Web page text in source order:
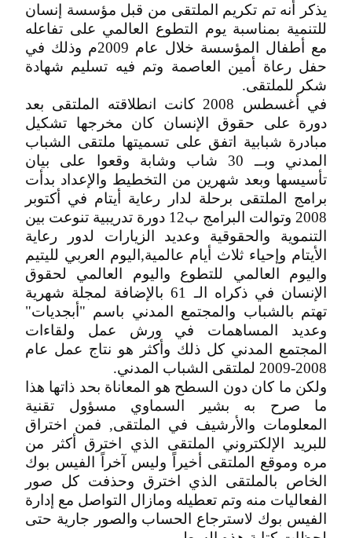
يذكر أنه تم تكريم الملتقى من قبل مؤسسة إنسان
للتنمية بمناسبة يوم التطوع العالمي على تفاعله
مع أطفال المؤسسة خلال عام 2009م وذلك في
حفل رعاة أمين العاصمة وتم فيه تسليم شهادة
شكر للملتقى.
في أغسطس 2008 كانت انطلاقته الملتقى بعد
دورة على حقوق الإنسان كان مخرجها تشكيل
مبادرة شبابية اتفق على تسميتها ملتقى الشباب
المدني وبــ 30 شاب وشابة وقعوا على بيان
تأسيسها وبعد شهرين من التخطيط والإعداد بدأت
برامج الملتقى برحلة لدار رعاية أيتام في أكتوبر
2008 وتوالت البرامج ب12 دورة تدريبية تنوعت بين
التنموية والحقوقية وعديد الزيارات لدور رعاية
الأيتام وإحياء ثلاث أيام عالمية,اليوم العربي لليتيم
واليوم العالمي للتطوع واليوم العالمي لحقوق
الإنسان في ذكراه الـ 61 بالإضافة لمجلة شهرية
تهتم بالشباب والمجتمع المدني باسم "أبجديات"
وعديد المساهمات في ورش عمل ولقاءات
المجتمع المدني كل ذلك وأكثر هو نتاج عمل عام
2008-2009 لملتقى الشباب المدني.
ولكن ما كان دون السطح هو المعاناة بحد ذاتها هذا
ما صرح به بشير السماوي مسؤول تقنية
المعلومات والأرشيف في الملتقى, فمن اختراق
للبريد الإلكتروني الملتقى الذي اخترق أكثر من
مره وموقع الملتقى أخيراً وليس آخراً الفيس بوك
الخاص بالملتقى الذي اخترق وحذفت كل صور
الفعاليات منه وتم تعطيله ومازال التواصل مع إدارة
الفيس بوك لاسترجاع الحساب والصور جارية حتى